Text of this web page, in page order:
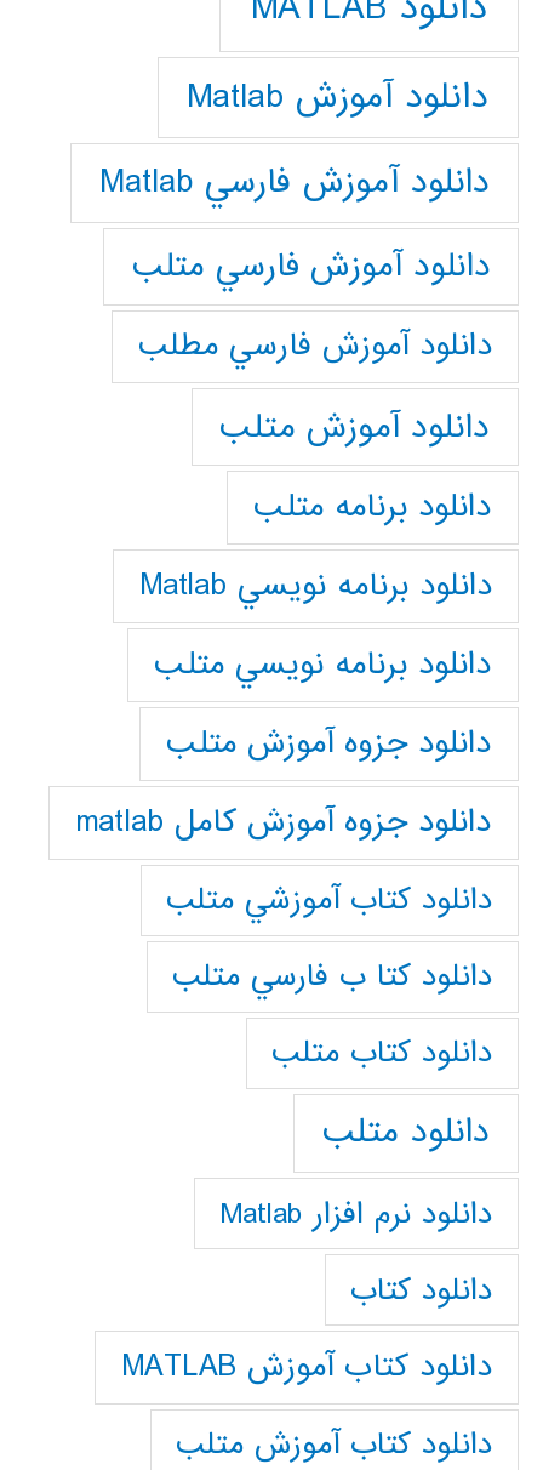
دانلود آموزش Matlab
دانلود آموزش فارسي Matlab
دانلود آموزش فارسي متلب
دانلود آموزش فارسي مطلب
دانلود آموزش متلب
دانلود برنامه متلب
دانلود برنامه نويسي Matlab
دانلود برنامه نويسي متلب
دانلود جزوه آموزش متلب
دانلود جزوه آموزش کامل matlab
دانلود كتاب آموزشي متلب
دانلود كتا ب فارسي متلب
دانلود كتاب متلب
دانلود متلب
دانلود نرم افزار Matlab
دانلود کتاب
دانلود کتاب آموزش MATLAB
دانلود کتاب آموزش متلب